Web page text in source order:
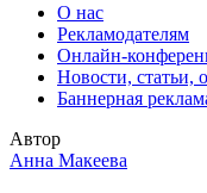
О нас
Рекламодателям
Онлайн-
Новости, статьи,
Баннерная
Автор
Анна Макеева